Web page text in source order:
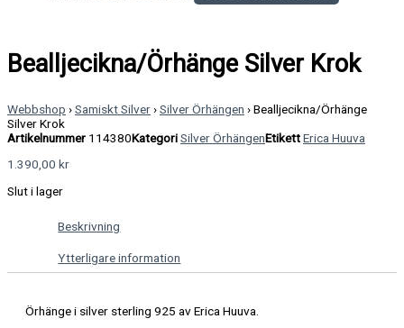
Bealljecikna/Örhänge Silver Krok
Webbshop ›Samiskt Silver›Silver Örhängen ›Bealljecikna/Örhänge
Silver Krok
Artikelnummer 114380KategoriSilver ÖrhängenEtikettErica Huuva
1.390,00 kr
Slut i lager
Beskrivning
Ytterligare information
Örhänge i silver sterling 925 av Erica Huuva.